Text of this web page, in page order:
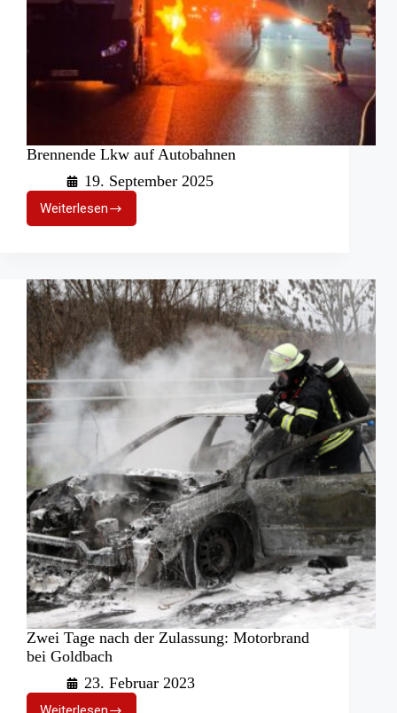
Brennende Lkw auf Autobahnen
19. September 2025
WeiterlesenBrennende
Lkw
Zwei Tage nach der Zulassung: Motorbrand
bei Goldbach
23. Februar 2023